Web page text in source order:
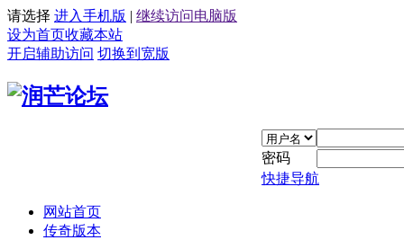
请选择 进入手机版 | 继续访问电脑版
设为首页收藏本站
开启辅助访问 切换到宽版
密码
快捷导航
网站首页
传奇版本